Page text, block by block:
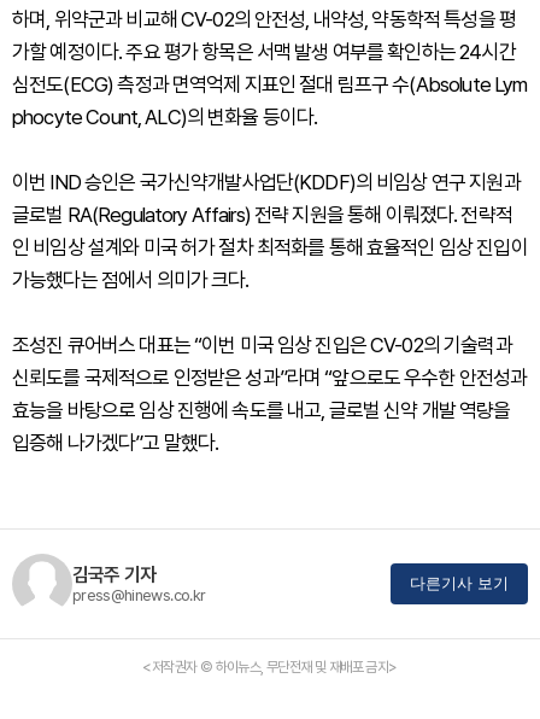
하며, 위약군과 비교해 CV-02의 안전성, 내약성, 약동학적 특성을 평
가할 예정이다. 주요 평가 항목은 서맥 발생 여부를 확인하는 24시간
심전도(ECG) 측정과 면역억제 지표인 절대 림프구 수(Absolute Lym
phocyte Count, ALC)의 변화율 등이다.
이번 IND 승인은 국가신약개발사업단(KDDF)의 비임상 연구 지원과
글로벌 RA(Regulatory Affairs) 전략 지원을 통해 이뤄졌다. 전략적
인 비임상 설계와 미국 허가 절차 최적화를 통해 효율적인 임상 진입이
가능했다는 점에서 의미가 크다.
조성진 큐어버스 대표는 “이번 미국 임상 진입은 CV-02의 기술력과
신뢰도를 국제적으로 인정받은 성과”라며 “앞으로도 우수한 안전성과
효능을 바탕으로 임상 진행에 속도를 내고, 글로벌 신약 개발 역량을
입증해 나가겠다”고 말했다.
김국주 기자
press@hinews.co.kr
다른기사 보기
<저작권자 © 하이뉴스, 무단전재 및 재배포 금지>